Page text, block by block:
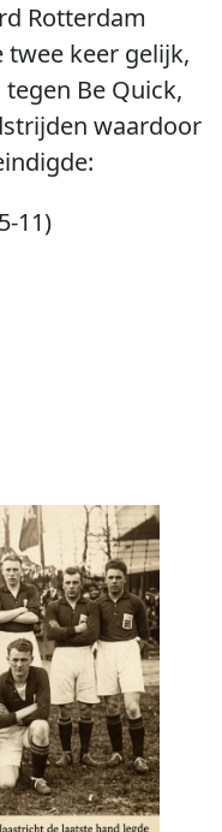
Rotterdam
twee keer gelijk,
Be Quick,
waardoor
11)